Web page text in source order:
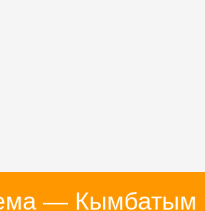
— Кымбатым